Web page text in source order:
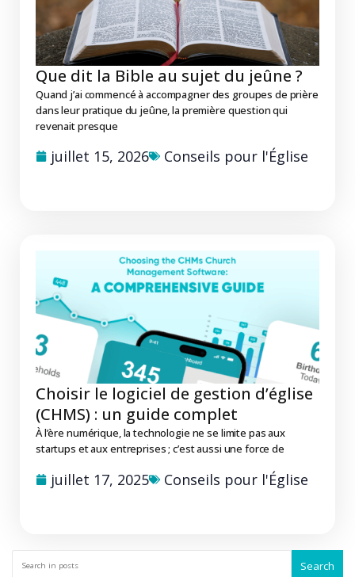
Que dit la Bible au sujet du jeûne ?
Quand j’ai commencé à accompagner des groupes de prière
dans leur pratique du jeûne, la première question qui
revenait presque
juillet 15, 2026 Conseils pour l'Église
Choisir le logiciel de gestion d’église
(CHMS) : un guide complet
À l’ère numérique, la technologie ne se limite pas aux
startups et aux entreprises ; c’est aussi une force de
juillet 17, 2025 Conseils pour l'Église
Search